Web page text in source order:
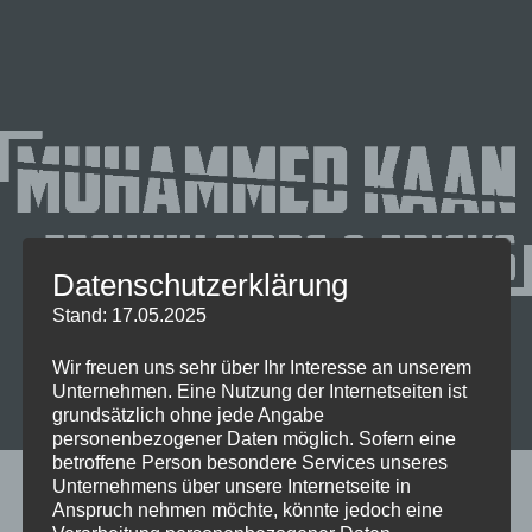
Naruto X Boruto - Ultimate Nina Storm Connections
Datenschutzerklärung
Stand: 17.05.2025
Wir freuen uns sehr über Ihr Interesse an unserem
Unternehmen. Eine Nutzung der Internetseiten ist
grundsätzlich ohne jede Angabe
personenbezogener Daten möglich. Sofern eine
betroffene Person besondere Services unseres
Unternehmens über unsere Internetseite in
Anspruch nehmen möchte, könnte jedoch eine